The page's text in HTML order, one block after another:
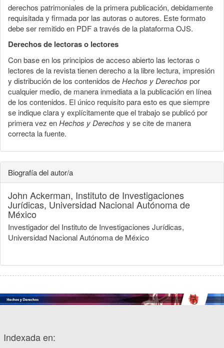
derechos patrimoniales de la primera publicación, debidamente
requisitada y firmada por las autoras o autores. Este formato
debe ser remitido en PDF a través de la plataforma OJS.
Derechos de lectoras o lectores
Con base en los principios de acceso abierto las lectoras o
lectores de la revista tienen derecho a la libre lectura, impresión
y distribución de los contenidos deHechos y Derechos por
cualquier medio, de manera inmediata a la publicación en línea
de los contenidos. El único requisito para esto es que siempre
se indique clara y explícitamente que el trabajo se publicó por
primera vez enHechos y Derechos y se cite de manera
correcta la fuente.
Biografía del autor/a
John Ackerman, Instituto de Investigaciones
Jurídicas, Universidad Nacional Autónoma de
México
Investigador del Instituto de Investigaciones Jurídicas,
Universidad Nacional Autónoma de México
Indexada en: